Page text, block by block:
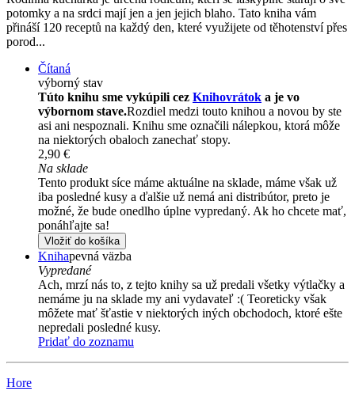
potomky a na srdci mají jen a jen jejich blaho. Tato kniha vám
přináší 120 receptů na každý den, které využijete od těhotenství přes
porod...
Čítaná
výborný stav
Túto knihu sme vykúpili cez Knihovrátok a je vo
výbornom stave.Rozdiel medzi touto knihou a novou by ste
asi ani nespoznali. Knihu sme označili nálepkou, ktorá môže
na niektorých obaloch zanechať stopy.
2,90 €
Na sklade
Tento produkt síce máme aktuálne na sklade, máme však už
iba posledné kusy a ďalšie už nemá ani distribútor, preto je
možné, že bude onedlho úplne vypredaný. Ak ho chcete mať,
ponáhľajte sa!
Vložiť do košíka
Knihapevná väzba
Vypredané
Ach, mrzí nás to, z tejto knihy sa už predali všetky výtlačky a
nemáme ju na sklade my ani vydavateľ :( Teoreticky však
môžete mať šťastie v niektorých iných obchodoch, ktoré ešte
nepredali posledné kusy.
Pridať do zoznamu
Hore